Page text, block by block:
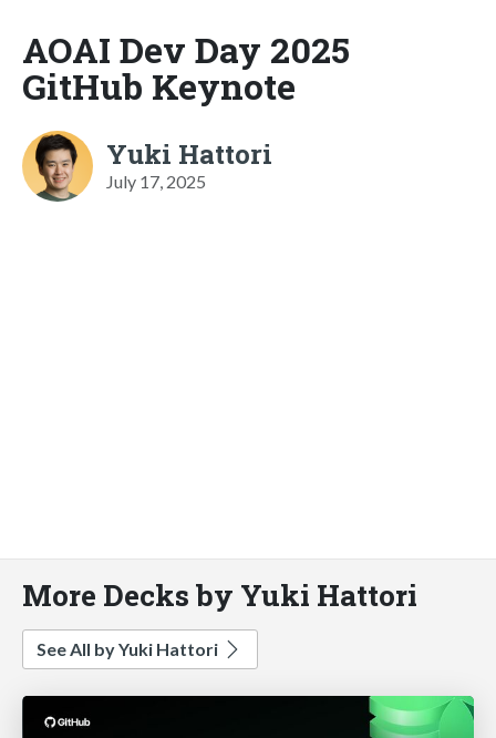
AOAI Dev Day 2025
GitHub Keynote
Yuki Hattori
July 17, 2025
More Decks by Yuki Hattori
See All by Yuki Hattori